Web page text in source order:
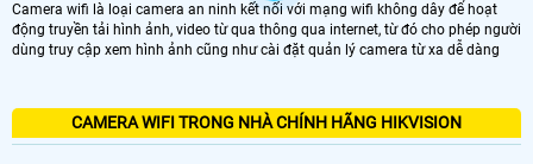
TRỌN BỘ CAMERA TRONG NHÀ CAMERA EZVIZ LẮP TRONG NHÀ
TRONG NHÀ GIÁ RẺ
CAMERA WIFI HIKVISION KBVISION DÙNG
CAMERA WIFI HIKVISION HIKVISION
Camera wifi là loại camera an ninh kết nối với mạng wifi không dây để hoạt
động truyền tải hình ảnh, video từ qua thông qua internet, từ đó cho phép người
dùng truy cập xem hình ảnh cũng như cài đặt quản lý camera từ xa dễ dàng
CAMERA WIFI TRONG NHÀ CHÍNH HÃNG HIKVISION